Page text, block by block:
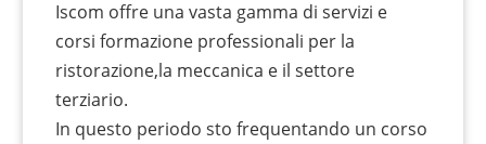
Iscom offre una vasta gamma di servizi e
corsi formazione professionali per la
ristorazione,la meccanica e il settore
terziario.
In questo periodo sto frequentando un corso